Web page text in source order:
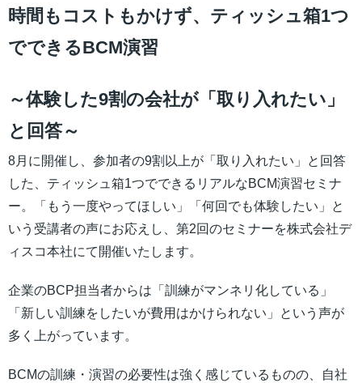
時間もコストもかけず、ティッシュ箱1つ
でできるBCM演習
～体験した9割の会社が「取り入れたい」
と回答～
8月に開催し、参加者の9割以上が「取り入れたい」と回答
した、ティッシュ箱1つでできるリアルなBCM演習セミナ
ー。「もう一度やってほしい」「何回でも体験したい」と
いう受講者の声にお応えし、第2回のセミナーを株式会社デ
ィスコ本社にて開催いたします。
企業のBCP担当者からは「訓練がマンネリ化している」
「新しい訓練をしたいが費用はかけられない」という声が
多く上がっています。
BCMの訓練・演習の必要性は強く感じているものの、自社